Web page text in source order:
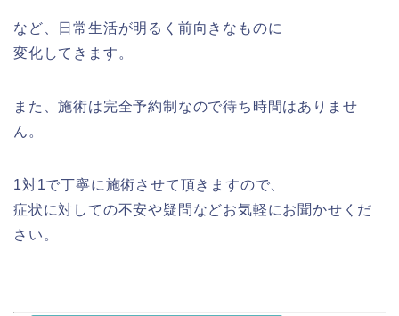
など、日常生活が明るく前向きなものに
変化してきます。
また、施術は完全予約制なので待ち時間はありませ
ん。
1対1で丁寧に施術させて頂きますので、
症状に対しての不安や疑問などお気軽にお聞かせくだ
さい。